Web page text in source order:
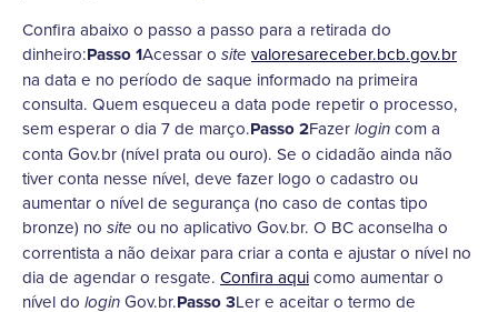
Confira abaixo o passo a passo para a retirada do
dinheiro:Passo 1Acessar o site valoresareceber.bcb.gov.br
na data e no período de saque informado na primeira
consulta. Quem esqueceu a data pode repetir o processo,
sem esperar o dia 7 de março.Passo 2Fazer login com a
conta Gov.br (nível prata ou ouro). Se o cidadão ainda não
tiver conta nesse nível, deve fazer logo o cadastro ou
aumentar o nível de segurança (no caso de contas tipo
bronze) no site ou no aplicativo Gov.br. O BC aconselha o
correntista a não deixar para criar a conta e ajustar o nível no
dia de agendar o resgate. Confira aquicomo aumentar o
nível do login Gov.br.Passo 3Ler e aceitar o termo de